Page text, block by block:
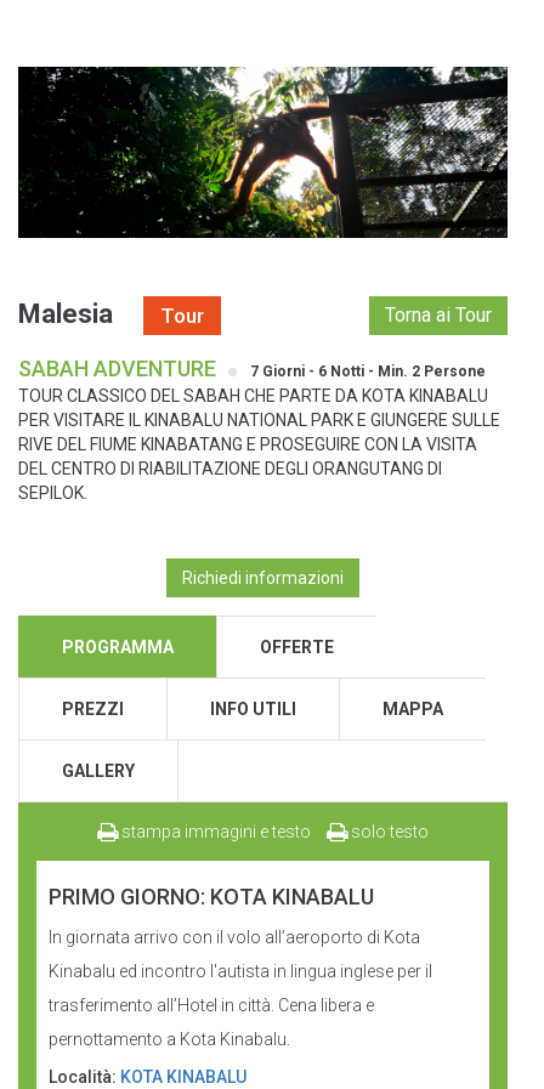
Malesia Tour Torna ai Tour
SABAH ADVENTURE 7 Giorni - 6 Notti - Min. 2 Persone
TOUR CLASSICO DEL SABAH CHE PARTE DA KOTA KINABALU
PER VISITARE IL KINABALU NATIONAL PARK E GIUNGERE SULLE
RIVE DEL FIUME KINABATANG E PROSEGUIRE CON LA VISITA
DEL CENTRO DI RIABILITAZIONE DEGLI ORANGUTANG DI
SEPILOK.
Richiedi informazioni
PROGRAMMA OFFERTE
PREZZI INFO UTILI MAPPA
GALLERY
stampa immagini e testo solo testo
PRIMO GIORNO: KOTA KINABALU
In giornata arrivo con il volo all’aeroporto di Kota
Kinabalu ed incontro l'autista in lingua inglese per il
trasferimento all’Hotel in città. Cena libera e
pernottamento a Kota Kinabalu.
Località: KOTA KINABALU